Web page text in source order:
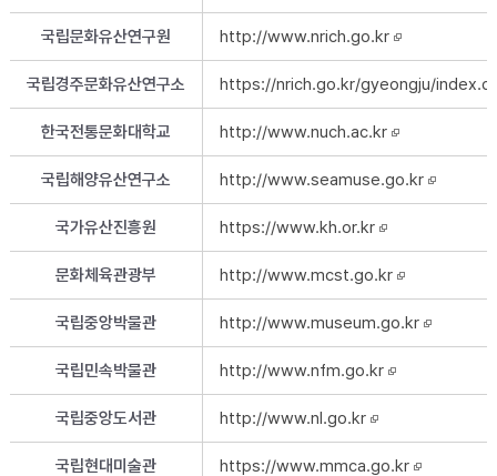
국립문화유산연구원 http://www.nrich.go.kr
국립경주문화유산연구소 https://nrich.go.kr/gyeongju/
한국전통문화대학교 http://www.nuch.ac.kr
국립해양유산연구소 http://www.seamuse.go.kr
국가유산진흥원 https://www.kh.or.kr
문화체육관광부 http://www.mcst.go.kr
국립중앙박물관 http://www.museum.go.kr
국립민속박물관 http://www.nfm.go.kr
국립중앙도서관 http://www.nl.go.kr
국립현대미술관 https://www.mmca.go.kr